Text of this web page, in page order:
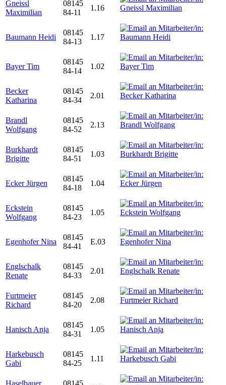
Gneissl
Maximilian
08145
84-11
1.16
Baumann Heidi
08145
84-13
1.17
Bayer Tim
08145
84-14
1.02
Becker
Katharina
08145
84-34
2.01
Brandl
Wolfgang
08145
84-52
2.13
Burkhardt
Brigitte
08145
84-51
1.03
Ecker Jürgen
08145
84-18
1.04
Eckstein
Wolfgang
08145
84-23
1.05
Egenhofer Nina
08145
84-41
E.03
Englschalk
Renate
08145
84-33
2.01
Furtmeier
Richard
08145
84-20
2.08
Hanisch Anja
08145
84-31
1.05
Harkebusch
Gabi
08145
84-25
1.11